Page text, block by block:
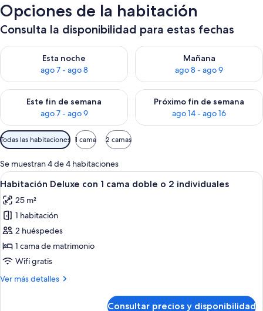
Opciones de la habitación
Consulta la disponibilidad para estas fechas
Esta noche
ago 7 - ago 8
Consulta la disponibilidad para esta noche, ago 7 - ago 8
Mañana
ago 8 - ago 9
Consulta la disponibilidad
Este fin de semana
ago 7 - ago 9
Consulta la disponibilidad para este fin de semana, ago 7 -
Próximo fin de semana
ago 14 - ago 16
Consulta la disponibilidad
Filtros
disponibles
para
las
habitaciones
Todas las habitaciones 1 cama 2 camas
Se muestran 4 de 4 habitaciones
Abrir
todas
las
fotos
de
Habitación
Deluxe
1
Una habitación de hotel con una
12
Habitación Deluxe con 1 cama doble o 2 individuales
25 m²
1 habitación
2 huéspedes
1 cama de matrimonio
Wifi gratis
Ver más detalles
Más
Consultar precios y disponibilidad